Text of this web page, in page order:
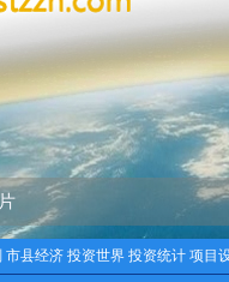
市县经济 投资世界 投资统计 项目